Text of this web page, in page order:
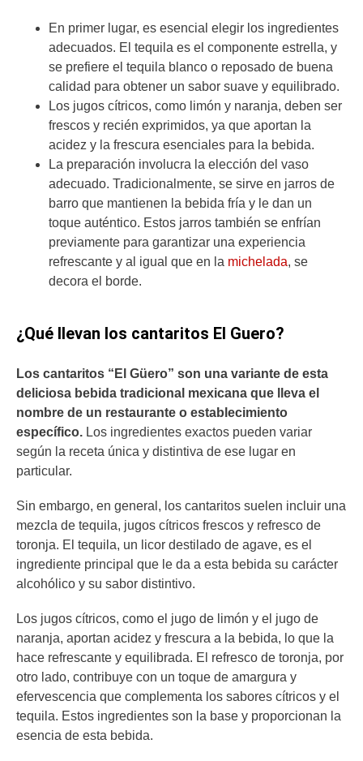
En primer lugar, es esencial elegir los ingredientes
adecuados. El tequila es el componente estrella, y
se prefiere el tequila blanco o reposado de buena
calidad para obtener un sabor suave y equilibrado.
Los jugos cítricos, como limón y naranja, deben ser
frescos y recién exprimidos, ya que aportan la
acidez y la frescura esenciales para la bebida.
La preparación involucra la elección del vaso
adecuado. Tradicionalmente, se sirve en jarros de
barro que mantienen la bebida fría y le dan un
toque auténtico. Estos jarros también se enfrían
previamente para garantizar una experiencia
refrescante y al igual que en la michelada, se
decora el borde.
¿Qué llevan los cantaritos El Guero?
Los cantaritos “El Güero” son una variante de esta
deliciosa bebida tradicional mexicana que lleva el
nombre de un restaurante o establecimiento
específico. Los ingredientes exactos pueden variar
según la receta única y distintiva de ese lugar en
particular.
Sin embargo, en general, los cantaritos suelen incluir una
mezcla de tequila, jugos cítricos frescos y refresco de
toronja. El tequila, un licor destilado de agave, es el
ingrediente principal que le da a esta bebida su carácter
alcohólico y su sabor distintivo.
Los jugos cítricos, como el jugo de limón y el jugo de
naranja, aportan acidez y frescura a la bebida, lo que la
hace refrescante y equilibrada. El refresco de toronja, por
otro lado, contribuye con un toque de amargura y
efervescencia que complementa los sabores cítricos y el
tequila. Estos ingredientes son la base y proporcionan la
esencia de esta bebida.